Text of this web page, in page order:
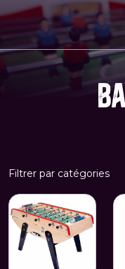
Filtrer par catégories